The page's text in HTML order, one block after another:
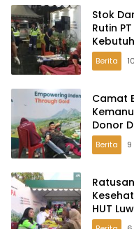
Stok
Rutin
Berita
Camat
Donor
Berita
HUT